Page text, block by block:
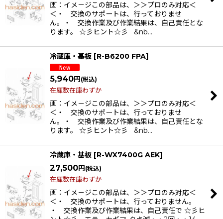
画：イメ－ジこの部品は、＞＞プロのみ対応＜
＜・ 交換のサポートは、行っておりませ
ん。・ 交換作業及び作業結果は、自己責任とな
ります。 ☆彡ヒント☆彡 &nb…
冷蔵庫・基板 [R-B6200 FPA]
5,940円 (税込)
在庫数在庫わずか
画：イメ－ジこの部品は、＞＞プロのみ対応＜
＜・ 交換のサポートは、行っておりませ
ん。・ 交換作業及び作業結果は、自己責任とな
ります。 ☆彡ヒント☆彡 &nb…
冷蔵庫・基板 [R-WX7400G AEK]
27,500円 (税込)
在庫数在庫わずか
画：イメ－ジこの部品は、＞＞プロのみ対応＜
＜・ 交換のサポートは、行っておりません。
・ 交換作業及び作業結果は、自己責任で ☆彡ヒ